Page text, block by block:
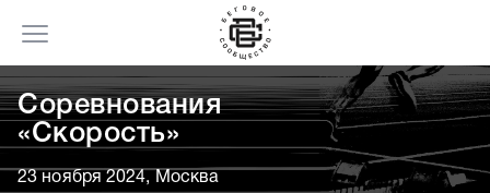
Соревнования
«Скорость»
23 ноября 2024, Москва